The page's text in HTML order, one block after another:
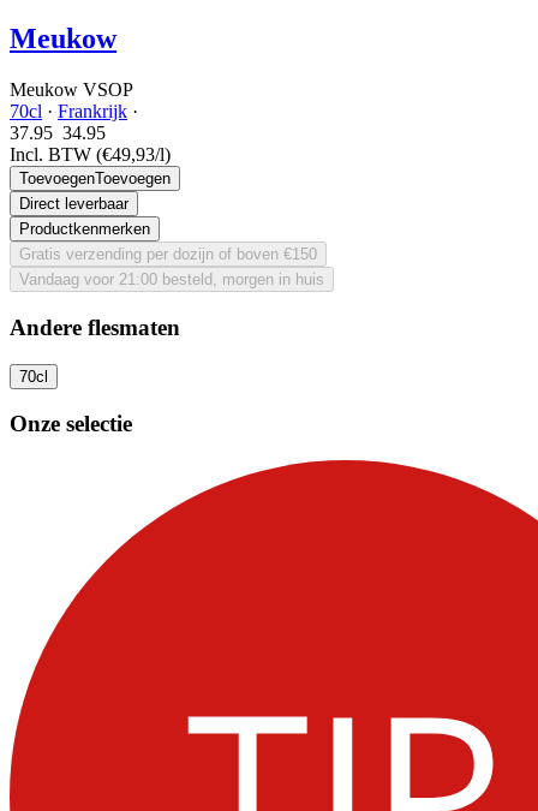
Meukow
Meukow VSOP
70cl · Frankrijk ·
37.95 34.95
Incl. BTW (€49,93/l)
ToevoegenToevoegen
Direct leverbaar
Productkenmerken
Gratis verzending per dozijn of boven €150
Vandaag voor 21:00 besteld, morgen in huis
Andere flesmaten
70cl
Onze selectie